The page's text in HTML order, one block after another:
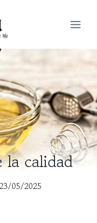
la calidad
05/2025